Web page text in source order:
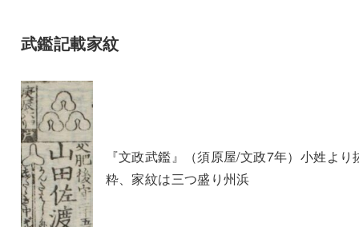
武鑑記載家紋
『文政武鑑』（須原屋/文政7年）小姓より
粋、家紋は三つ盛り州浜